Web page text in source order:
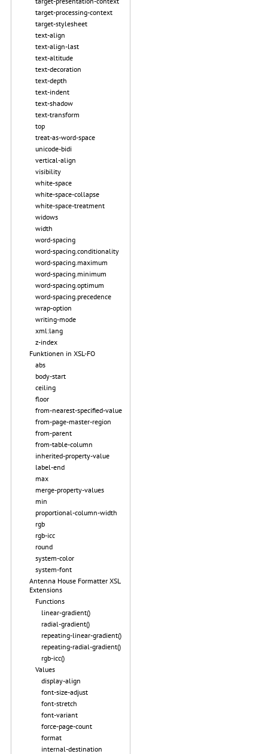
target-processing-context
target-stylesheet
text-align
text-align-last
text-altitude
text-decoration
text-depth
text-indent
text-shadow
text-transform
top
treat-as-word-space
unicode-bidi
vertical-align
visibility
white-space
white-space-collapse
white-space-treatment
widows
width
word-spacing
word-spacing.conditionality
word-spacing.maximum
word-spacing.minimum
word-spacing.optimum
word-spacing.precedence
wrap-option
writing-mode
xml:lang
z-index
Funktionen in XSL-FO
abs
body-start
ceiling
floor
from-nearest-specified-value
from-page-master-region
from-parent
from-table-column
inherited-property-value
label-end
max
merge-property-values
min
proportional-column-width
rgb
rgb-icc
round
system-color
system-font
Antenna House Formatter XSL
Extensions
Functions
linear-gradient()
radial-gradient()
repeating-linear-gradient()
repeating-radial-gradient()
rgb-icc()
Values
display-align
font-size-adjust
font-stretch
font-variant
force-page-count
format
internal-destination